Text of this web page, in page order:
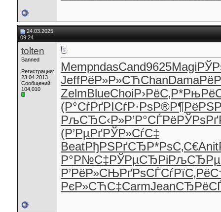
24.03.2025,
09:24
tolten
Banned
Регистрация:
23.04.2013
Сообщений:
104,010
MempndasCand9625Magi
JeffРёР»Р»СЋChanDama
ZelmBlueChoiР›РёС‚Р*
(Р°СѓРґРІСѓР·РѕР®Р¶РёРЅ
РљСЂС‹Р»Р’Р°СЃРё
(Р’РµРґРЎР»СѓС‡
BeatРђРЅРґСЂ Р*РѕС‚С€Anit
Р°Р№С‡РЎРµСЂРі
Р’РёР»СЊРґРѕСЃСѓ
РєР»СЋС‡CarmJean